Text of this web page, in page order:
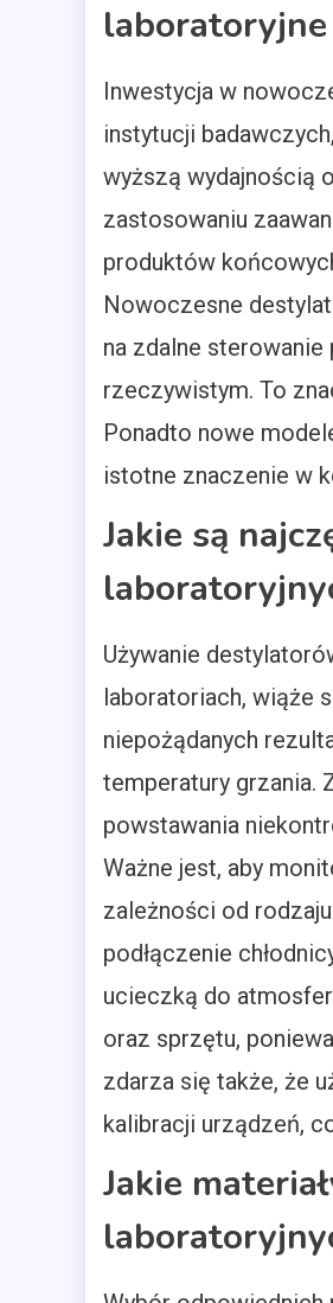
laboratoryjne
Inwestycja w
instytucji
wyższą wydajnością
zastosowaniu
produktów
Nowoczesne
na zdalne
rzeczywistym. To
Ponadto nowe
istotne znaczenie w
Jakie są
Używanie
laboratoriach, wiąże
niepożądanych
temperatury grzania.
powstawania
Ważne jest, aby
zależności od
podłączenie
ucieczką do
oraz sprzętu,
zdarza się także, że
kalibracji urządzeń,
Jakie